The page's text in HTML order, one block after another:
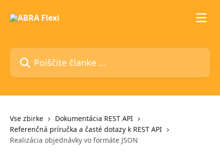
Poiščite članke ...
Vse zbirke
Dokumentácia REST API
Referenčná príručka a časté dotazy k REST API
Realizácia objednávky vo formáte JSON